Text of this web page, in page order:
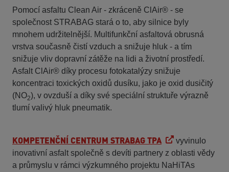
Pomocí asfaltu Clean Air - zkráceně ClAir® - se
společnost STRABAG stará o to, aby silnice byly
mnohem udržitelnější. Multifunkční asfaltová obrusná
vrstva současně čistí vzduch a snižuje hluk - a tím
snižuje vliv dopravní zátěže na lidi a životní prostředí.
Asfalt ClAir® díky procesu fotokatalýzy snižuje
koncentraci toxických oxidů dusíku, jako je oxid dusičitý
(NO2), v ovzduší a díky své speciální struktuře výrazně
tlumí valivý hluk pneumatik.
KOMPETENČNÍ CENTRUM STRABAG TPA
vyvinulo
inovativní asfalt společně s devíti partnery z oblasti vědy
a průmyslu v rámci výzkumného projektu NaHiTAs